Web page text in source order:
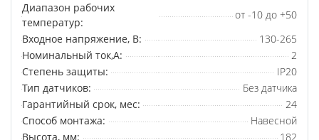
Диапазон рабочих
температур:
от -10 до +50
Входное напряжение, В:
130-265
Номинальный ток,А:
2
Степень защиты:
IP20
Тип датчиков:
Без датчика
Гарантийный срок, мес:
24
Способ монтажа:
Навесной
Высота, мм:
182